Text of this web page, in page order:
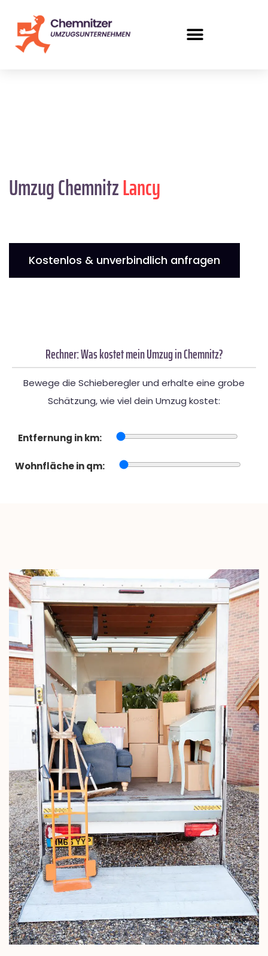
Umzug ChemnitzLancy
Kostenlos & unverbindlich anfragen
Rechner: Was kostet mein Umzug in Chemnitz?
Bewege die Schieberegler und erhalte eine grobe
Schätzung, wie viel dein Umzug kostet:
Entfernung in km:
Wohnfläche in qm: